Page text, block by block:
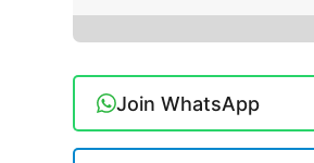
Join WhatsApp